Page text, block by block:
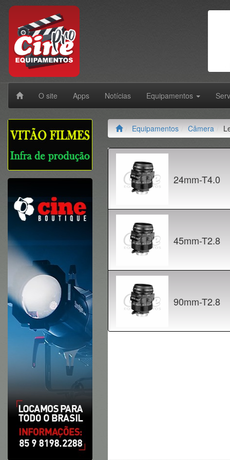
O site Apps Notícias Equipamentos
Equipamentos Câmera
24mm-T4.0
45mm-T2.8
90mm-T2.8